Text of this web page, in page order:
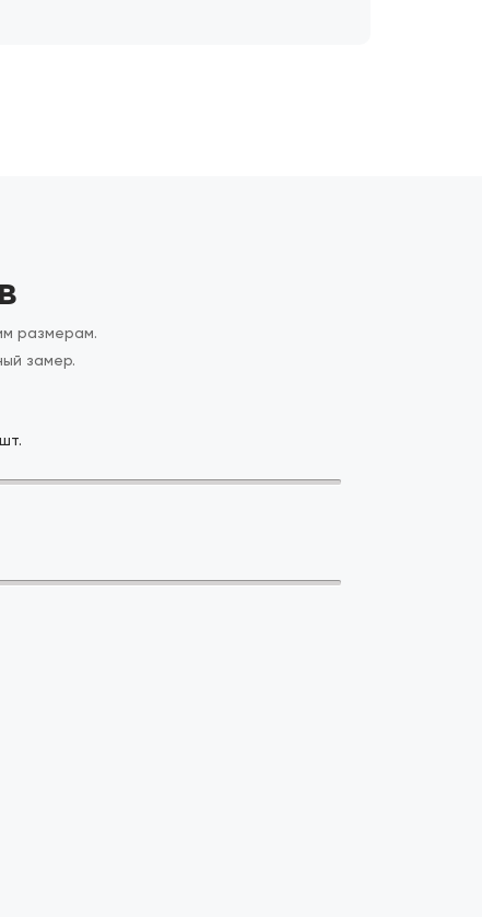
размерам.
замер.
шт.